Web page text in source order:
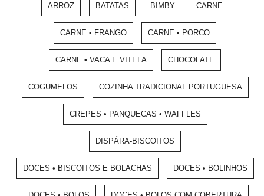
ARROZ BATATAS BIMBY CARNE
CARNE • FRANGO CARNE • PORCO
CARNE • VACA E VITELA CHOCOLATE
COGUMELOS COZINHA TRADICIONAL PORTUGUESA
CREPES • PANQUECAS • WAFFLES
DISPÁRA-BISCOITOS
DOCES • BISCOITOS E BOLACHAS DOCES • BOLINHOS